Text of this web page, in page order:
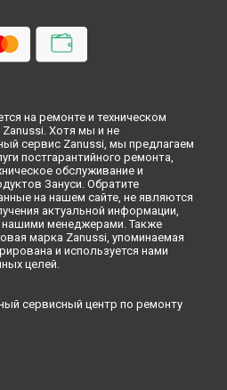
стиральной машины Zanussi в
стиральной машины Zanussi в
стиральной машины Zanussi в
стиральной машины Zanussi в
стиральной машины Zanussi в
стиральной машины Zanussi в
на ремонте и техническом
Хотя мы и не
сервис Zanussi, мы предлагаем
постгарантийного ремонта,
обслуживание и
Зануси. Обратите
на нашем сайте, не являются
актуальной информации,
нашими менеджерами. Также
марка Zanussi, упоминаемая
и используется нами
целей.
сервисный центр по ремонту